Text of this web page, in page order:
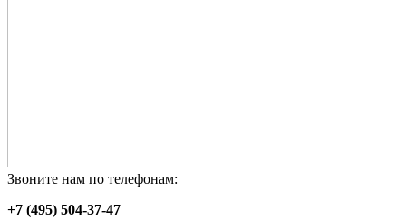
Звоните нам по телефонам:
+7 (495) 504-37-47